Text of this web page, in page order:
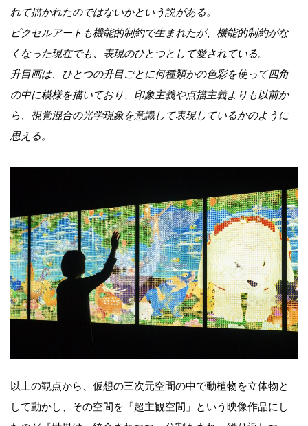
れて描かれたのではないかという説がある。
ピクセルアートも機能的制約で生まれたが、機能的制約がな
くなった現在でも、表現のひとつとして愛されている。
升目画は、ひとつの升目ごとに何種類かの色彩を使って四角
の中に模様を描いており、印象主義や点描主義よりも以前か
ら、視覚混合の光学現象を意識して表現しているかのように
思える。
以上の観点から、仮想の三次元空間の中で動植物を立体物と
して動かし、その空間を「超主観空間」という映像作品にし